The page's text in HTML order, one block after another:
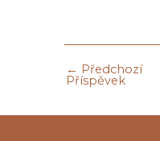
← Předchozí
Příspěvek